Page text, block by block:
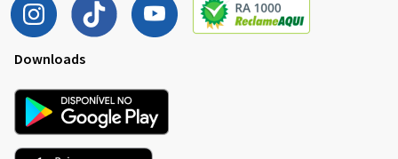
Downloads